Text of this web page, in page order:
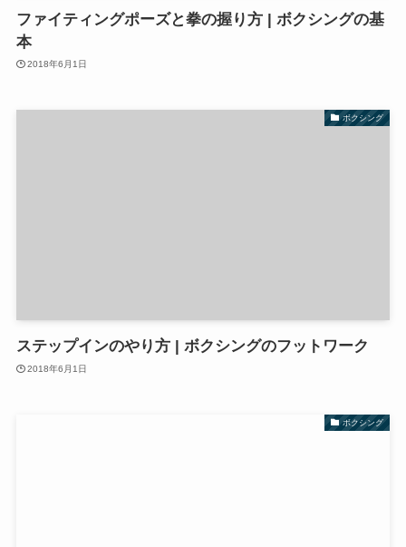
ファイティングポーズと拳の握り方 | ボクシングの基
本
2018年6月1日
ボクシング
ステップインのやり方 | ボクシングのフットワーク
2018年6月1日
ボクシング